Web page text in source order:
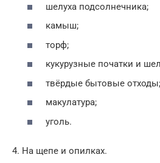
шелуха подсолнечника;
камыш;
торф;
кукурузные початки и
твёрдые бытовые отходы;
макулатура;
уголь.
4. На щепе и опилках.